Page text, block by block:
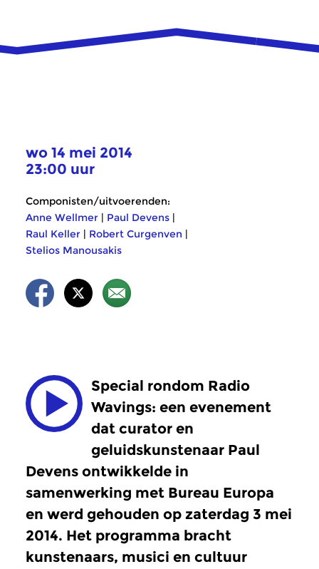
wo 14 mei 2014
23:00 uur
Componisten/uitvoerenden:
Anne Wellmer | Paul Devens |
Raul Keller | Robert Curgenven |
Stelios Manousakis
Special rondom Radio
Wavings: een evenement
dat curator en
geluidskunstenaar Paul
Devens ontwikkelde in
samenwerking met Bureau Europa
en werd gehouden op zaterdag 3 mei
2014. Het programma bracht
kunstenaars, musici en cultuur